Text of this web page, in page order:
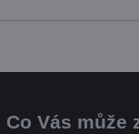
Co Vás může